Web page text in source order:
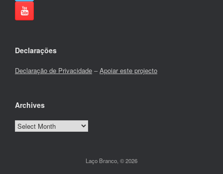
Declarações
Declaração de Privacidade –Apoiar este projecto
Archives
Archives
Laço Branco, © 2026